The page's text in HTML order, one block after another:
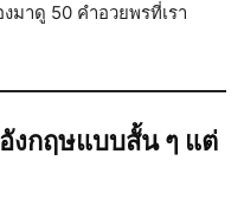
มาดู 50 คำอวยพรที่เรา
งกฤษแบบสั้น ๆ แต่